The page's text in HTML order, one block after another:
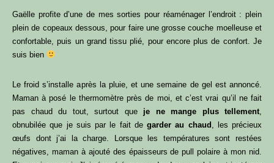
Gaëlle profite d’une de mes sorties pour réaménager l’endroit : plein
plein de copeaux dessous, pour faire une grosse couche moelleuse et
confortable, puis un grand tissu plié, pour encore plus de confort. Je
suis bien
Le froid s’installe après la pluie, et une semaine de gel est annoncé.
Maman à posé le thermomètre près de moi, et c’est vrai qu’il ne fait
pas chaud du tout, surtout que je ne mange plus tellement
obnubilée que je suis par le fait de garder au chaud , les précieux
œufs dont j’ai la charge. Lorsque les températures sont restées
négatives, maman à ajouté des épaisseurs de pull polaire à mon nid.